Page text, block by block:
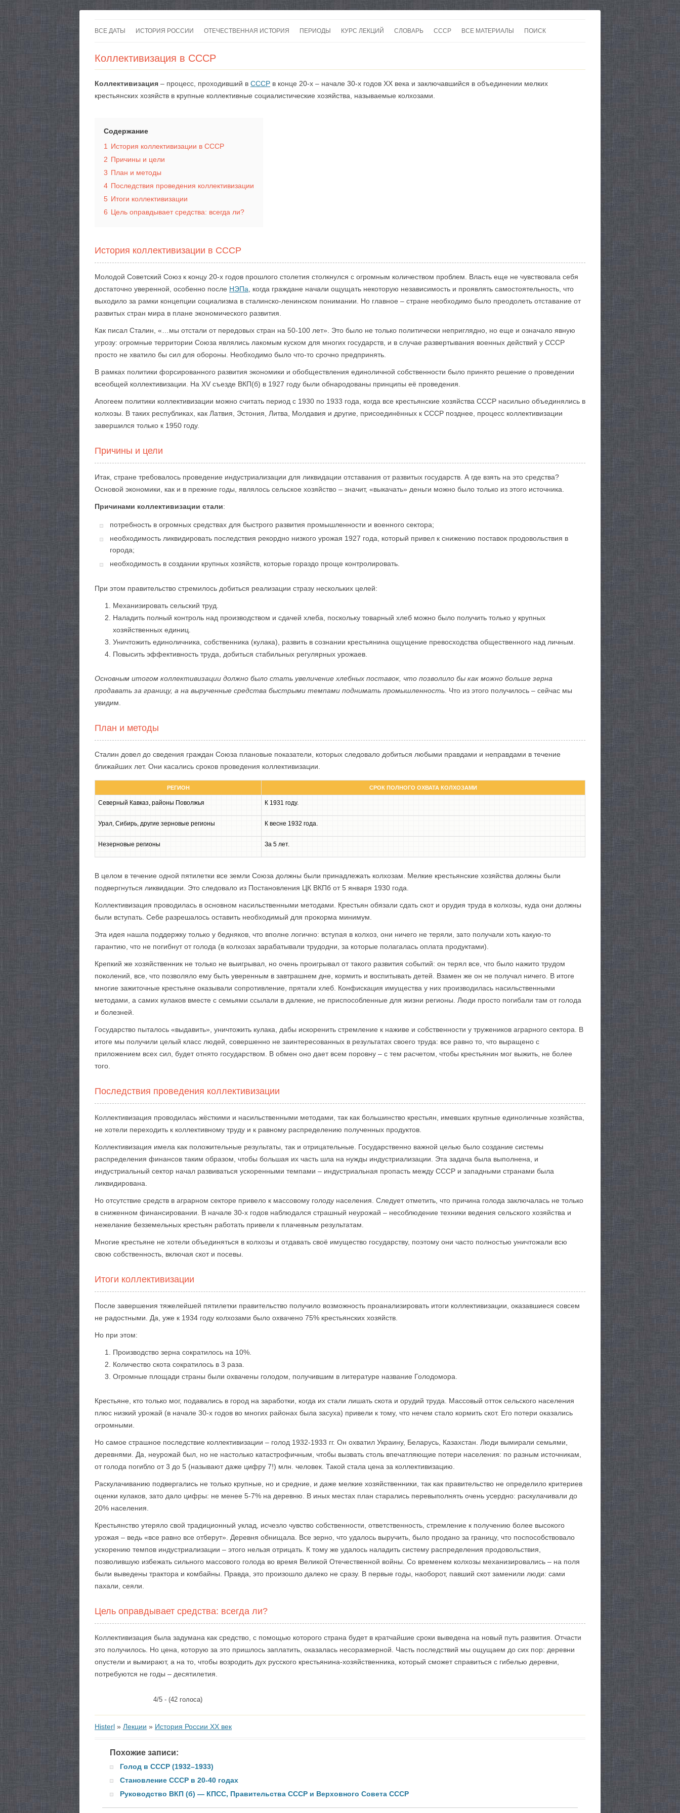
к
ВСЕ ДАТЫ ИСТОРИЯ РОССИИ ОТЕЧЕСТВЕННАЯ ИСТОРИЯ ПЕРИОДЫ КУРС ЛЕКЦИЙ СЛОВАРЬ СССР
ВОЙНЫ
ВСЕ МАТЕРИАЛЫ ПОИСК
Коллективизация в СССР
Коллективизация – процесс, проходивший в СССР в конце 20-х – начале 30-х годов XX века и заключавшийся в объединении мелких
крестьянских хозяйств в крупные коллективные социалистические хозяйства, называемые колхозами.
Содержание
1
История коллективизации в СССР
2 Причины и цели
3 План и методы
4 Последствия проведения коллективизации
5 Итоги коллективизации
6 Цель оправдывает средства: всегда ли?
История коллективизации в СССР
Молодой Советский Союз к концу 20-х годов прошлого столетия столкнулся с огромным количеством проблем. Власть еще не чувствовала себя
достаточно уверенной, особенно после НЭПа , когда граждане начали ощущать некоторую независимость и проявлять самостоятельность, что
выходило за рамки концепции социализма в сталинско-ленинском понимании. Но главное – стране необходимо было преодолеть отставание от
развитых стран мира в плане экономического развития.
Как писал Сталин, «…мы отстали от передовых стран на 50-100 лет». Это было не только политически неприглядно, но еще и означало явную
угрозу: огромные территории Союза являлись лакомым куском для многих государств, и в случае развертывания военных действий у СССР
просто не хватило бы сил для обороны. Необходимо было что-то срочно предпринять.
В рамках политики форсированного развития экономики и обобществления единоличной собственности было принято решение о проведении
всеобщей коллективизации. На XV съезде ВКП(б) в 1927 году были обнародованы принципы её проведения.
Апогеем политики коллективизации можно считать период с 1930 по 1933 года, когда все крестьянские хозяйства СССР насильно объединялись в
колхозы. В таких республиках, как Латвия, Эстония, Литва, Молдавия и другие, присоединённых к СССР позднее, процесс коллективизации
завершился только к 1950 году.
Причины и цели
Итак, стране требовалось проведение индустриализации для ликвидации отставания от развитых государств. А где взять на это средства?
Основой экономики, как и в прежние годы, являлось сельское хозяйство – значит, «выкачать» деньги можно было только из этого источника.
Причинами коллективизации стали:
потребность в огромных средствах для быстрого развития промышленности и военного сектора;
необходимость ликвидировать последствия рекордно низкого урожая 1927 года, который привел к снижению поставок продовольствия в
города;
необходимость в создании крупных хозяйств, которые гораздо проще контролировать.
При этом правительство стремилось добиться реализации стразу нескольких целей:
Механизировать сельский труд.
Наладить полный контроль над производством и сдачей хлеба, поскольку товарный хлеб можно было получить только у крупных
хозяйственных единиц.
Уничтожить единоличника, собственника (кулака), развить в сознании крестьянина ощущение превосходства общественного над личным.
Повысить эффективность труда, добиться стабильных регулярных урожаев.
Основным итогом коллективизации должно было стать увеличение хлебных поставок, что позволило бы как можно больше зерна
продавать за границу, а на вырученные средства быстрыми темпами поднимать промышленность . Что из этого получилось – сейчас мы
увидим.
План и методы
Сталин довел до сведения граждан Союза плановые показатели, которых следовало добиться любыми правдами и неправдами в течение
ближайших лет. Они касались сроков проведения коллективизации.
РЕГИОН СРОК ПОЛНОГО ОХВАТА КОЛХОЗАМИ
Северный Кавказ, районы Поволжья К 1931 году.
Урал, Сибирь, другие зерновые регионы К весне 1932 года.
Незерновые регионы За 5 лет.
В целом в течение одной пятилетки все земли Союза должны были принадлежать колхозам. Мелкие крестьянские хозяйства должны были
подвергнуться ликвидации. Это следовало из Постановления ЦК ВКПб от 5 января 1930 года.
Коллективизация проводилась в основном насильственными методами. Крестьян обязали сдать скот и орудия труда в колхозы, куда они должны
были вступать. Себе разрешалось оставить необходимый для прокорма минимум.
Эта идея нашла поддержку только у бедняков, что вполне логично: вступая в колхоз, они ничего не теряли, зато получали хоть какую-то
гарантию, что не погибнут от голода (в колхозах зарабатывали трудодни, за которые полагалась оплата продуктами).
Крепкий же хозяйственник не только не выигрывал, но очень проигрывал от такого развития событий: он терял все, что было нажито трудом
поколений, все, что позволяло ему быть уверенным в завтрашнем дне, кормить и воспитывать детей. Взамен же он не получал ничего. В итоге
многие зажиточные крестьяне оказывали сопротивление, прятали хлеб. Конфискация имущества у них производилась насильственными
методами, а самих кулаков вместе с семьями ссылали в далекие, не приспособленные для жизни регионы. Люди просто погибали там от голода
и болезней.
Государство пыталось «выдавить», уничтожить кулака, дабы искоренить стремление к наживе и собственности у тружеников аграрного сектора. В
итоге мы получили целый класс людей, совершенно не заинтересованных в результатах своего труда: все равно то, что выращено с
приложением всех сил, будет отнято государством. В обмен оно дает всем поровну – с тем расчетом, чтобы крестьянин мог выжить, не более
того.
Последствия проведения коллективизации
Коллективизация проводилась жёсткими и насильственными методами, так как большинство крестьян, имевших крупные единоличные хозяйства,
не хотели переходить к коллективному труду и к равному распределению полученных продуктов.
Коллективизация имела как положительные результаты, так и отрицательные. Государственно важной целью было создание системы
распределения финансов таким образом, чтобы большая их часть шла на нужды индустриализации. Эта задача была выполнена, и
индустриальный сектор начал развиваться ускоренными темпами – индустриальная пропасть между СССР и западными странами была
ликвидирована.
Но отсутствие средств в аграрном секторе привело к массовому голоду населения. Следует отметить, что причина голода заключалась не только
в сниженном финансировании. В начале 30-х годов наблюдался страшный неурожай – несоблюдение техники ведения сельского хозяйства и
нежелание безземельных крестьян работать привели к плачевным результатам.
Многие крестьяне не хотели объединяться в колхозы и отдавать своё имущество государству, поэтому они часто полностью уничтожали всю
свою собственность, включая скот и посевы.
Итоги коллективизации
После завершения тяжелейшей пятилетки правительство получило возможность проанализировать итоги коллективизации, оказавшиеся совсем
не радостными. Да, уже к 1934 году колхозами было охвачено 75% крестьянских хозяйств.
Но при этом:
Производство зерна сократилось на 10%.
Количество скота сократилось в 3 раза.
Огромные площади страны были охвачены голодом, получившим в литературе название Голодомора.
Крестьяне, кто только мог, подавались в город на заработки, когда их стали лишать скота и орудий труда. Массовый отток сельского населения
плюс низкий урожай (в начале 30-х годов во многих районах была засуха) привели к тому, что нечем стало кормить скот. Его потери оказались
огромными.
Но самое страшное последствие коллективизации – голод 1932-1933 гг. Он охватил Украину, Беларусь, Казахстан. Люди вымирали семьями,
деревнями. Да, неурожай был, но не настолько катастрофичным, чтобы вызвать столь впечатляющие потери населения: по разным источникам,
от голода погибло от 3 до 5 (называют даже цифру 7!) млн. человек. Такой стала цена за коллективизацию.
Раскулачиванию подвергались не только крупные, но и средние, и даже мелкие хозяйственники, так как правительство не определило критериев
оценки кулаков, зато дало цифры: не менее 5-7% на деревню. В иных местах план старались перевыполнять очень усердно: раскулачивали до
20% населения.
Крестьянство утеряло свой традиционный уклад, исчезло чувство собственности, ответственность, стремление к получению более высокого
урожая – ведь «все равно все отберут». Деревня обнищала. Все зерно, что удалось выручить, было продано за границу, что поспособствовало
ускорению темпов индустриализации – этого нельзя отрицать. К тому же удалось наладить систему распределения продовольствия,
позволившую избежать сильного массового голода во время Великой Отечественной войны. Со временем колхозы механизировались – на поля
были выведены трактора и комбайны. Правда, это произошло далеко не сразу. В первые годы, наоборот, павший скот заменили люди: сами
пахали, сеяли.
Цель оправдывает средства: всегда ли?
Коллективизация была задумана как средство, с помощью которого страна будет в кратчайшие сроки выведена на новый путь развития. Отчасти
это получилось. Но цена, которую за это пришлось заплатить, оказалась несоразмерной. Часть последствий мы ощущаем до сих пор: деревни
опустели и вымирают, а на то, чтобы возродить дух русского крестьянина-хозяйственника, который сможет справиться с гибелью деревни,
потребуются не годы – десятилетия.
4/5 - (42 голоса)
Histerl » Лекции » История России XX век
Похожие записи:
Голод в СССР (1932–1933)
Становление СССР в 20-40 годах
Руководство ВКП (б) — КПСС, Правительства СССР и Верховного Совета СССР